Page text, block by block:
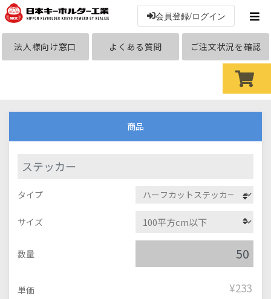
会員登録/ログイン
法人様向け窓口 よくある質問 ご注文状況を確認
商品
ステッカー
タイプ
サイズ
数量
単価 ¥233